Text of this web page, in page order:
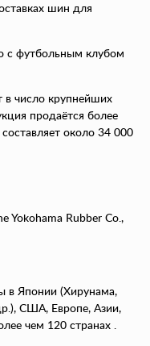
шин для
с футбольным клубом
в число крупнейших
продаётся более
около 34 000
Yokohama Rubber Co.,
в Японии (Хирунама,
США, Европе, Азии,
чем 120 странах .